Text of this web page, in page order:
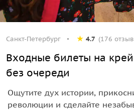
Санкт-Петербург 4.7 (176
Входные билеты на
без очереди
Ощутите дух истории,
революции и сделайте